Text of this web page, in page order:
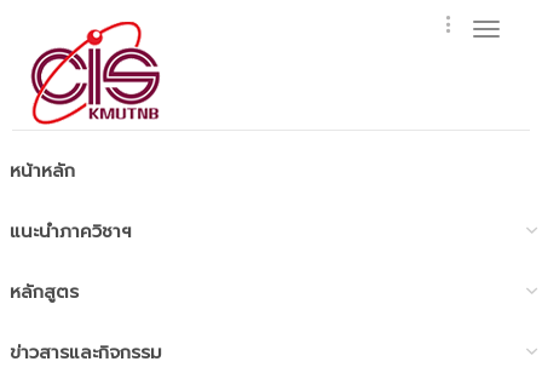
หน้าหลัก
แนะนำภาควิชาฯ
หลักสูตร
ข่าวสารและกิจกรรม